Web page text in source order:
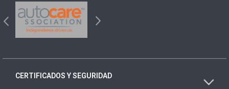
CERTIFICADOS Y SEGURIDAD